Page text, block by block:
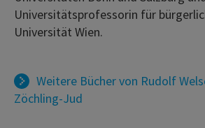
Universitätsprofessorin für
Universität Wien.
Weitere Bücher von Rudolf
Zöchling-Jud